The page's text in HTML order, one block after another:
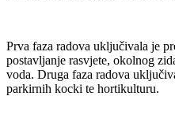
Prva faza radova uključivala je
postavljanje rasvjete, okolnog
voda. Druga faza radova
parkirnih kocki te hortikulturu.